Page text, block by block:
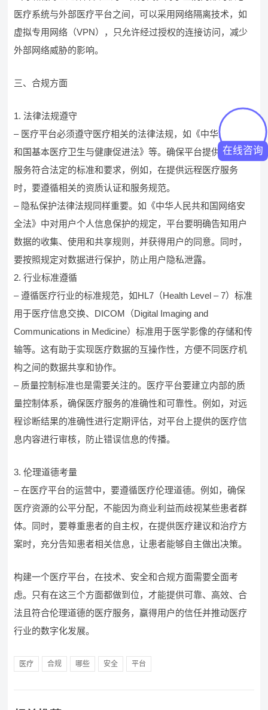
医疗系统与外部医疗平台之间，可以采用网络隔离技术，如
虚拟专用网络（VPN），只允许经过授权的连接访问，减少
外部网络威胁的影响。
三、合规方面
1. 法律法规遵守
– 医疗平台必须遵守医疗相关的法律法规，如《中华人民共
和国基本医疗卫生与健康促进法》等。确保平台提供的医疗
服务符合法定的标准和要求，例如，在提供远程医疗服务
时，要遵循相关的资质认证和服务规范。
– 隐私保护法律法规同样重要。如《中华人民共和国网络安
全法》中对用户个人信息保护的规定，平台要明确告知用户
数据的收集、使用和共享规则，并获得用户的同意。同时，
要按照规定对数据进行保护，防止用户隐私泄露。
2. 行业标准遵循
– 遵循医疗行业的标准规范，如HL7（Health Level – 7）标准
用于医疗信息交换、DICOM（Digital Imaging and
Communications in Medicine）标准用于医学影像的存储和传
输等。这有助于实现医疗数据的互操作性，方便不同医疗机
构之间的数据共享和协作。
– 质量控制标准也是需要关注的。医疗平台要建立内部的质
量控制体系，确保医疗服务的准确性和可靠性。例如，对远
程诊断结果的准确性进行定期评估，对平台上提供的医疗信
息内容进行审核，防止错误信息的传播。
3. 伦理道德考量
– 在医疗平台的运营中，要遵循医疗伦理道德。例如，确保
医疗资源的公平分配，不能因为商业利益而歧视某些患者群
体。同时，要尊重患者的自主权，在提供医疗建议和治疗方
案时，充分告知患者相关信息，让患者能够自主做出决策。
构建一个医疗平台，在技术、安全和合规方面需要全面考
虑。只有在这三个方面都做到位，才能提供可靠、高效、合
法且符合伦理道德的医疗服务，赢得用户的信任并推动医疗
行业的数字化发展。
医疗 合规 哪些 安全 平台
在线咨询